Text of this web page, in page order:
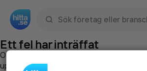
Ett fel har inträffat
Om du vill kan du
uppstod så att vi lättare och snabbare kan